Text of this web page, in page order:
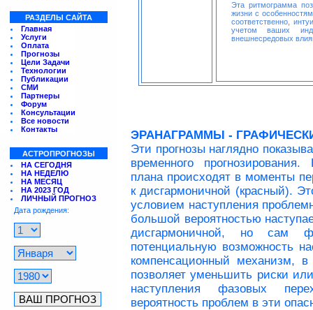
РАЗДЕЛЫ САЙТА
Главная
Услуги
Оплата
Прогнозы
Цели Задачи
Технологии
Публикации
СМИ
Партнеры
Форум
Консультации
Все новости
Контакты
АСТРОПРОГНОЗЫ
НА СЕГОДНЯ
НА НЕДЕЛЮ
НА МЕСЯЦ
НА 2023 ГОД
ЛИЧНЫЙ ПРОГНОЗ
Дата рождения:
Эта ритмограмма
жизни с
соответственно,
учетом ваших
внешнесредовых
ЭРАНАГРАММЫ -
Эти прогнозы наглядно
временного
плана происходят в моменты
к дисгармоничной (красный).
условием наступления
большой вероятностью
дисгармоничной, но сам
потенциальную возможность
компенсационный механизм,
позволяет уменьшить риски
наступления фазовых
вероятность проблем в эти